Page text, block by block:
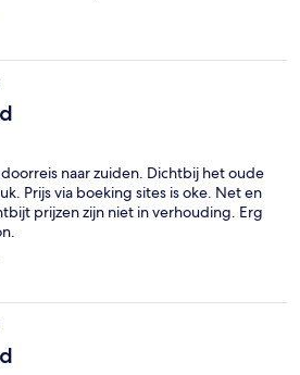
naar zuiden. Dichtbij het oude
Prijs via boeking sites is oke. Net en
prijzen zijn niet in verhouding. Erg